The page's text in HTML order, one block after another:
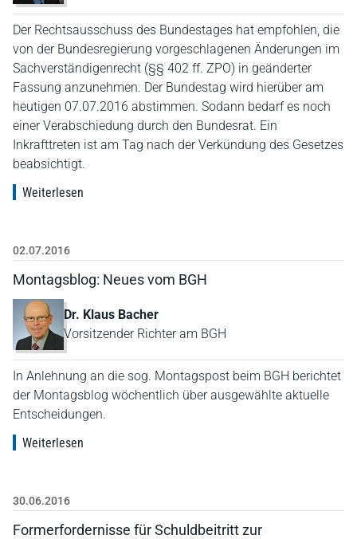
Der Rechtsausschuss des Bundestages hat empfohlen, die
von der Bundesregierung vorgeschlagenen Änderungen im
Sachverständigenrecht (§§ 402 ff. ZPO) in geänderter
Fassung anzunehmen. Der Bundestag wird hierüber am
heutigen 07.07.2016 abstimmen. Sodann bedarf es noch
einer Verabschiedung durch den Bundesrat. Ein
Inkrafttreten ist am Tag nach der Verkündung des Gesetzes
beabsichtigt.
Weiterlesen
02.07.2016
Montagsblog: Neues vom BGH
Dr. Klaus Bacher
Vorsitzender Richter am BGH
In Anlehnung an die sog. Montagspost beim BGH berichtet
der Montagsblog wöchentlich über ausgewählte aktuelle
Entscheidungen.
Weiterlesen
30.06.2016
Formerfordernisse für Schuldbeitritt zur